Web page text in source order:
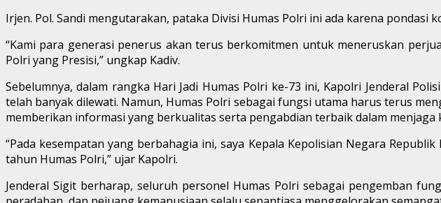
Irjen. Pol. Sandi mengutarakan, pataka Divisi Humas Polri ini ada karena pondasi
“Kami para generasi penerus akan terus berkomitmen untuk meneruskan
Polri yang Presisi,” ungkap Kadiv.
Sebelumnya, dalam rangka Hari Jadi Humas Polri ke-73 ini, Kapolri Jenderal
telah banyak dilewati. Namun, Humas Polri sebagai fungsi utama harus terus
memberikan informasi yang berkualitas serta pengabdian terbaik dalam
“Pada kesempatan yang berbahagia ini, saya Kepala Kepolisian Negara
tahun Humas Polri,” ujar Kapolri.
Jenderal Sigit berharap, seluruh personel Humas Polri sebagai pengemban